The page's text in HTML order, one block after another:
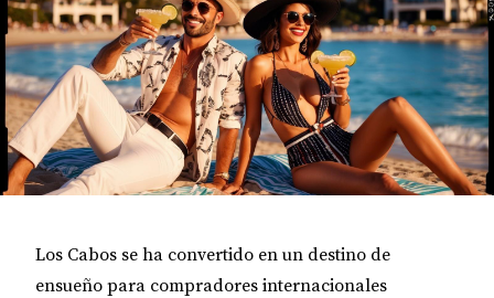
Los Cabos se ha convertido en un destino de
ensueño para compradores internacionales